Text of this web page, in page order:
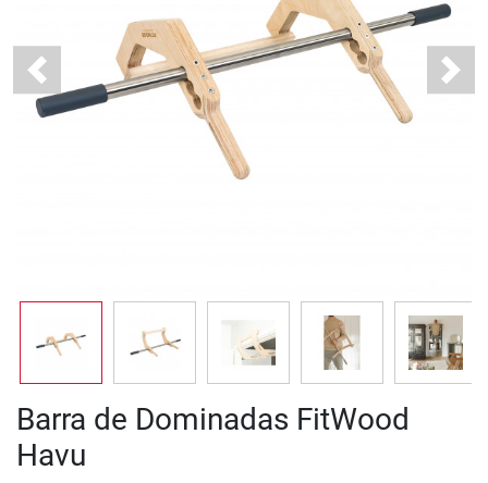
Previous Next
Barra de Dominadas FitWood
Havu